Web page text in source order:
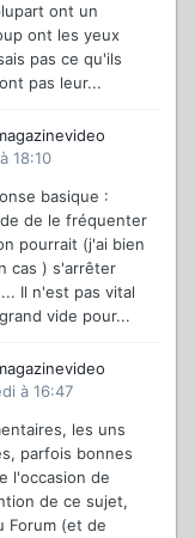
ont un
ont les yeux
pas ce qu'ils
pas leur...
18:10
basique :
de le fréquenter
pourrait (j'ai bien
cas ) s'arrêter
Il n'est pas vital
vide pour...
à 16:47
les uns
parfois bonnes
l'occasion de
de ce sujet,
Forum (et de